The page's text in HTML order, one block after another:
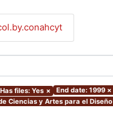
Has files: Yes × End date: 1999 ×
Ciencias y Artes para el Diseño